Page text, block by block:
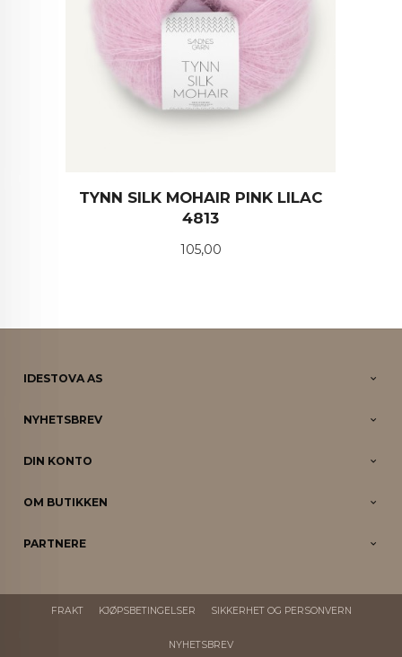
TYNN SILK MOHAIR PINK LILAC
4813
Pris
105,00
IDESTOVA AS
NYHETSBREV
DIN KONTO
OM BUTIKKEN
PARTNERE
FRAKT KJØPSBETINGELSER SIKKERHET OG PERSONVERN
NYHETSBREV